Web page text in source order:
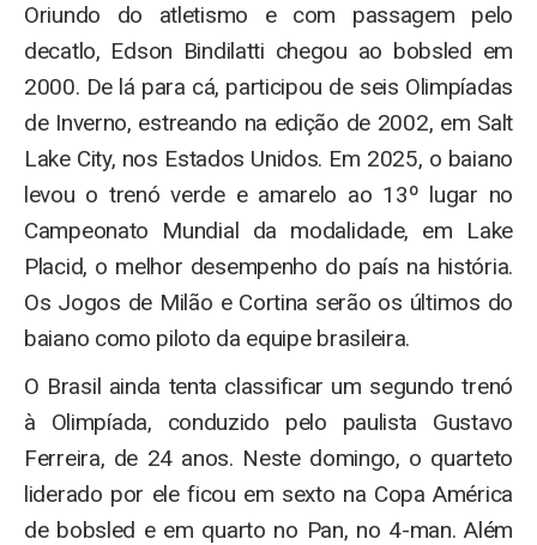
Oriundo do atletismo e com passagem pelo
decatlo, Edson Bindilatti chegou ao bobsled em
2000. De lá para cá, participou de seis Olimpíadas
de Inverno, estreando na edição de 2002, em Salt
Lake City, nos Estados Unidos. Em 2025, o baiano
levou o trenó verde e amarelo ao 13º lugar no
Campeonato Mundial da modalidade, em Lake
Placid, o melhor desempenho do país na história.
Os Jogos de Milão e Cortina serão os últimos do
baiano como piloto da equipe brasileira.
O Brasil ainda tenta classificar um segundo trenó
à Olimpíada, conduzido pelo paulista Gustavo
Ferreira, de 24 anos. Neste domingo, o quarteto
liderado por ele ficou em sexto na Copa América
de bobsled e em quarto no Pan, no 4-man. Além